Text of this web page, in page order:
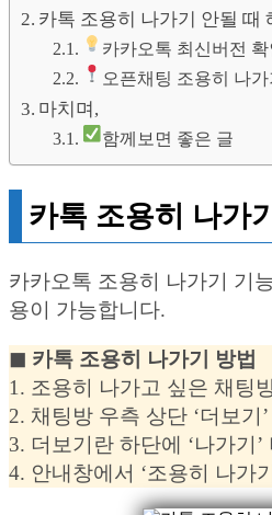
카톡 조용히 나가기 안될 때
카카오톡 최신버전
오픈채팅 조용히 나
마치며,
함께보면 좋은 글
카톡 조용히 나가
카카오톡 조용히 나가기 기
용이 가능합니다.
◼︎ 카톡 조용히 나가기 방법
1. 조용히 나가고 싶은 채팅
2. 채팅방 우측 상단 ‘더보기
3. 더보기란 하단에 ‘나가기’
4. 안내창에서 ‘조용히 나가